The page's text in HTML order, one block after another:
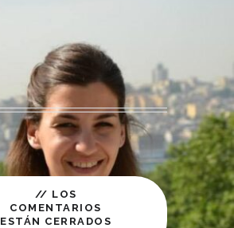
EMBAJADORES
TURQUIA
// LOS
COMENTARIOS
ESTÁN CERRADOS